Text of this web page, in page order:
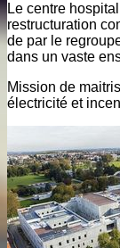
Le centre
restructuration
de par le
dans un vaste
Mission de
électricité et